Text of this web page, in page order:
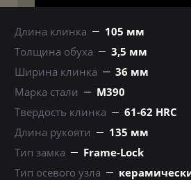
Длина клинка
105 мм
Толщина обуха
3,5 мм
Ширина клинка
36 мм
Марка стали
М390
Твердость клинка
61-62 HRC
Длина рукояти
135 мм
Тип замка
Frame-Lock
Тип осевого узла